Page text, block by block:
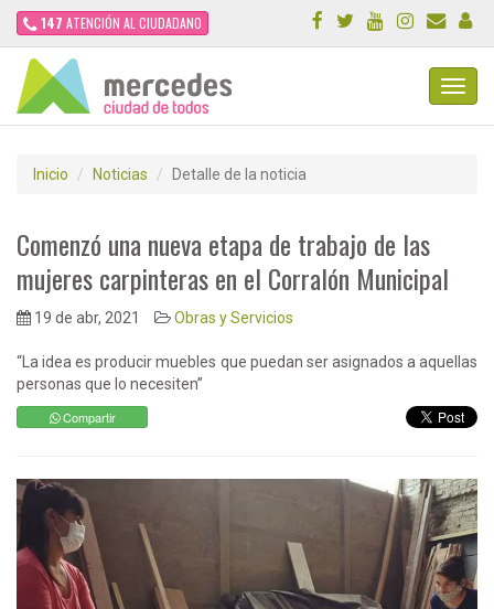
147 ATENCIÓN AL CIUDADANO
Inicio Noticias Detalle de la noticia
Comenzó una nueva etapa de trabajo de las
mujeres carpinteras en el Corralón Municipal
19 de abr, 2021 Obras y Servicios
“La idea es producir muebles que puedan ser asignados a aquellas
personas que lo necesiten”
Compartir